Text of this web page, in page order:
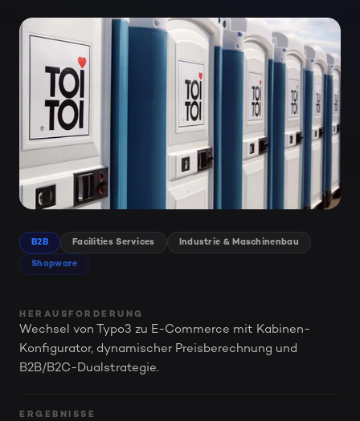
B2B Facilities Services Industrie & Maschinenbau
Shopware
HERAUSFORDERUNG
Wechsel von Typo3 zu E-Commerce mit Kabinen-
Konfigurator, dynamischer Preisberechnung und
B2B/B2C-Dualstrategie.
ERGEBNISSE